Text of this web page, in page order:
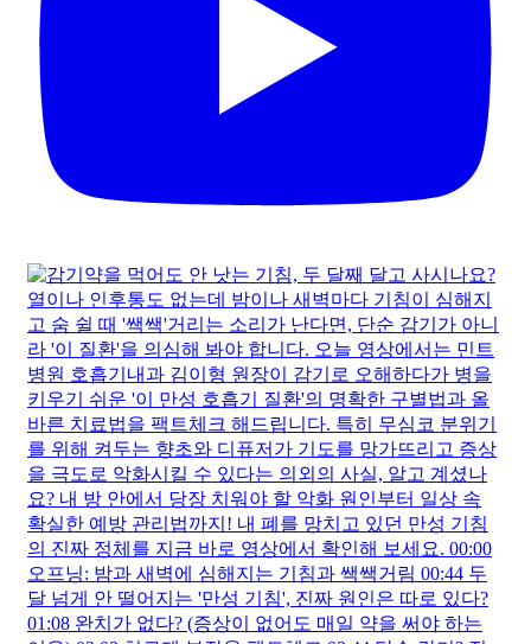
자궁근종으로 착각할 수 있는 생리통의 진짜 원인이 있
다?
자궁근종으로 착각할 수 있는 생리통의 진짜 원인이 있